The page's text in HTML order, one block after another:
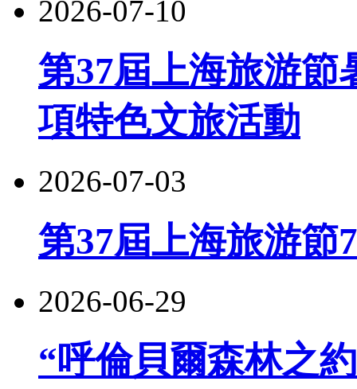
2026-07-10
第37屆上海旅游節
項特色文旅活動
2026-07-03
第37屆上海旅游節
2026-06-29
“呼倫貝爾森林之